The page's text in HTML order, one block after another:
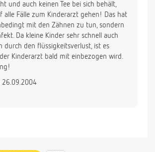
und auch keinen Tee bei sich behält,
alle Fälle zum Kinderarzt gehen! Das hat
mit den Zähnen zu tun, sondern
Da kleine Kinder sehr schnell auch
durch den flüssigkeitsverlust, ist es
Kinderarzt bald mit einbezogen wird.